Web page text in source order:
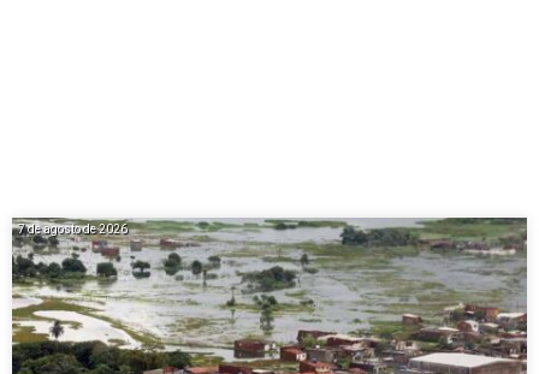
7 de agosto de 2026